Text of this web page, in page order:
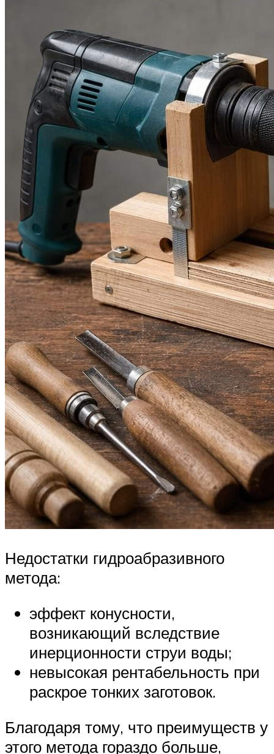
Недостатки гидроабразивного
метода:
эффект конусности,
возникающий вследствие
инерционности струи воды;
невысокая рентабельность при
раскрое тонких заготовок.
Благодаря тому, что преимуществ у
этого метода гораздо больше,